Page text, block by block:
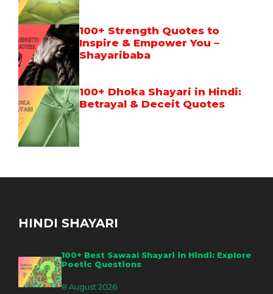
100+ Strength Quotes to
Inspire & Empower You –
Shayaribaba
100+ Dhoka Shayari in Hindi:
Betrayal & Deceit Quotes
HINDI SHAYARI
100+ Best Sawaal Shayari in Hindi: Explore
Poetic Questions
8 August 2026